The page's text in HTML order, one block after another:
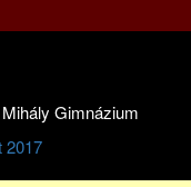
Gimnázium
2017